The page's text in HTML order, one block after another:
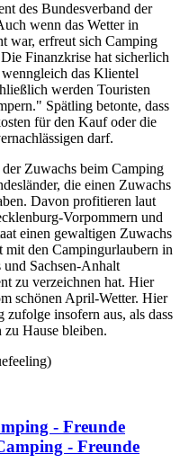
des Bundesverband der
wenn das Wetter in
war, erfreut sich Camping
Finanzkrise hat sicherlich
das Klientel
werden Touristen
Spätling betonte, dass
für den Kauf oder die
darf.
Zuwachs beim Camping
die einen Zuwachs
Davon profitieren laut
Vorpommern und
einen gewaltigen Zuwachs
mit den Campingurlaubern in
Sachsen-Anhalt
zu verzeichnen hat. Hier
schönen April-Wetter. Hier
insofern aus, als dass
Hause bleiben.
- Freunde